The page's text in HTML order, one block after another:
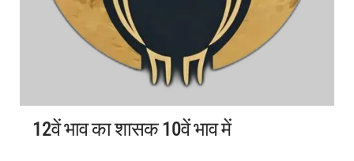
12वें भाव का शासक 10वें भाव में